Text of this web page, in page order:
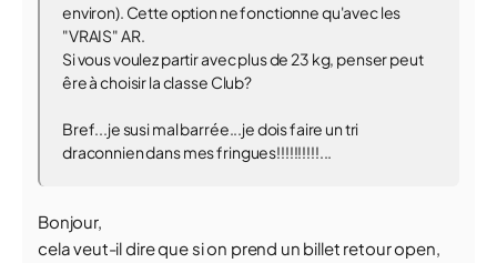
environ). Cette option ne fonctionne qu'avec les
"VRAIS" AR.
Si vous voulez partir avec plus de 23 kg, penser peut
êre à choisir la classe Club?
Bref...je susi mal barrée...je dois faire un tri
draconnien dans mes fringues!!!!!!!!!!...
Bonjour,
cela veut-il dire que si on prend un billet retour open,